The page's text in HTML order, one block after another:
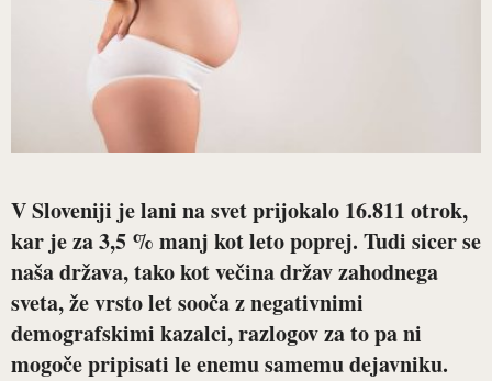
V Sloveniji je lani na svet prijokalo 16.811 otrok,
kar je za 3,5 % manj kot leto poprej. Tudi sicer se
naša država, tako kot večina držav zahodnega
sveta, že vrsto let sooča z negativnimi
demografskimi kazalci, razlogov za to pa ni
mogoče pripisati le enemu samemu dejavniku.